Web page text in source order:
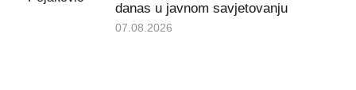
danas u javnom savjetovanju
07.08.2026